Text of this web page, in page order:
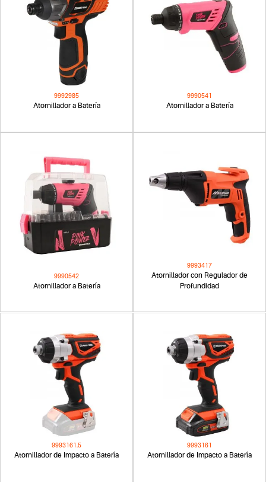
Atornillador a Batería
9992985
Atornillador a Batería
9990541
Atornillador a Batería
9990542
Atornillador con Regulador de
Profundidad
9993417
Atornillador de Impacto a Batería
9993161.5
Atornillador de Impacto a Batería
9993161